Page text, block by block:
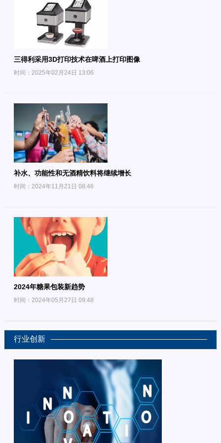
三得利采用3D打印技术在啤酒上打印图像
时间：2025年02月24日 13:06
补水、功能性和无酒精饮料将继续增长
时间：2024年11月21日 08:46
2024年糖果包装新趋势
时间：2024年05月27日 09:48
行业创新